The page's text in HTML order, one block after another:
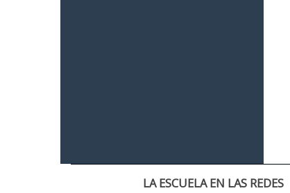
LA ESCUELA EN LAS REDES